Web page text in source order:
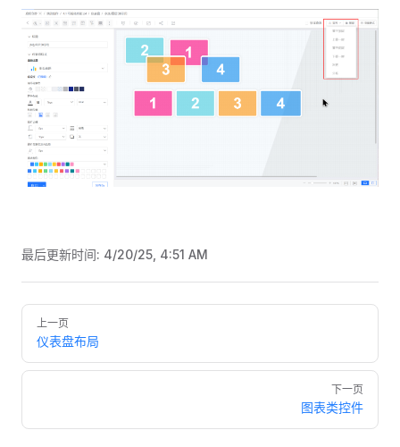
最后更新时间: 4/20/25, 4:51 AM
Pager
上一页
仪表盘布局
下一页
图表类控件